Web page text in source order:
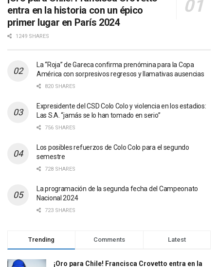
entra en la historia con un épico
primer lugar en París 2024
1249 SHARES
La “Roja” de Gareca confirma prenómina para la Copa
América con sorpresivos regresos y llamativas ausencias
820 SHARES
Expresidente del CSD Colo Colo y violencia en los estadios:
Las S.A. “jamás se lo han tomado en serio”
756 SHARES
Los posibles refuerzos de Colo Colo para el segundo
semestre
728 SHARES
La programación de la segunda fecha del Campeonato
Nacional 2024
723 SHARES
Trending Comments Latest
¡Oro para Chile! Francisca Crovetto entra en la